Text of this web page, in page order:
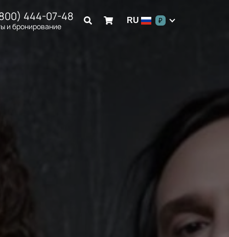
444-07-48
и бронирование
RU ₽